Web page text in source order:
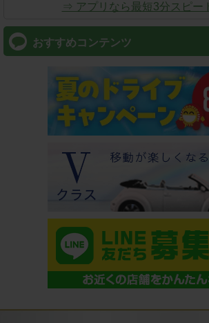
⇒ アプリなら最短3分スピー
おすすめコンテンツ